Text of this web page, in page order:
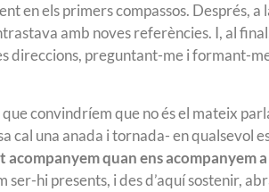
en els primers compassos. Després,
amb noves referències. I, al
direccions, preguntant-me i formant-
convindríem que no és el mateix
cal una anada i tornada- en qualsevol
acompanyem quan ens acompanyem
ser-hi presents, i des d’aquí sostenir,